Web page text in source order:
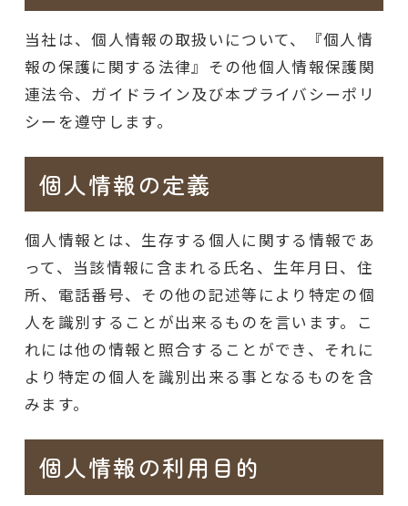
当社は、個人情報の取扱いについて、『個人情
報の保護に関する法律』その他個人情報保護関
連法令、ガイドライン及び本プライバシーポリ
シーを遵守します。
個人情報の定義
個人情報とは、生存する個人に関する情報であ
って、当該情報に含まれる氏名、生年月日、住
所、電話番号、その他の記述等により特定の個
人を識別することが出来るものを言います。こ
れには他の情報と照合することができ、それに
より特定の個人を識別出来る事となるものを含
みます。
個人情報の利用目的